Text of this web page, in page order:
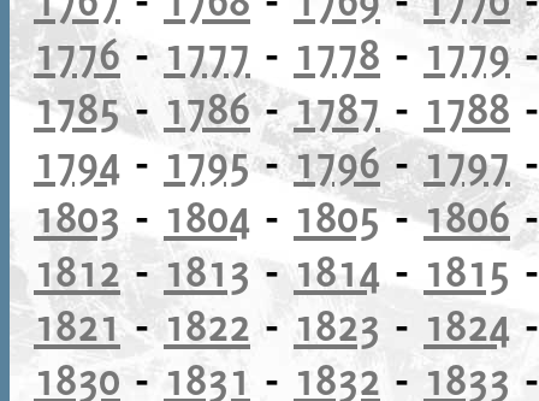
1776- 1777 - 1778 - 1779
1785- 1786-1787 - 1788
1794 - 1795-1796- 1797
1803 - 1804 - 1805-1806
1812 - 1813 - 1814 - 1815
1821- 1822 - 1823 - 1824
1830 - 1831 - 1832 - 1833